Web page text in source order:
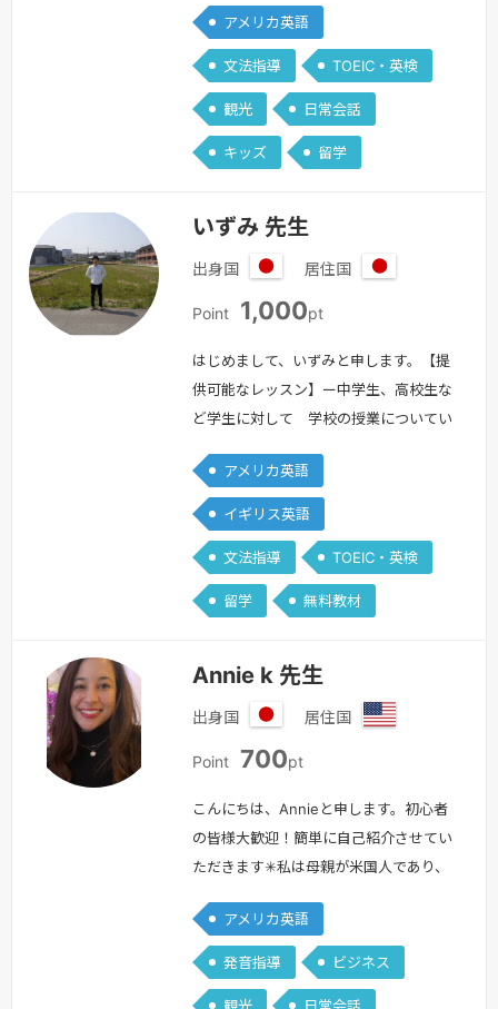
を習って以来、英語の勉強はしていな
い・なんとなく文法はわかるけど、会話
となると何も出てこない・・・・英語を
覚えたいけど、勉強の仕方がわからな
い・海外旅行で困らないように、ある程
度話せる力が欲しい・仕事で英語が必要
みを持…続きを見る »
アメリカ英語
文法指導 TOEIC・英検
観光 日常会話
キッズ 留学
いずみ 先生
出身国
本
居住国
Point 1,000pt
はじめまして、いずみと申します。【提
供可能なレッスン】ー中学生、高校生な
ど学生に対して 学校の授業についてい
方、受験対策を希望される方に対応でき
ます。ー社会人に対して 大人になって
から英語を学び直したい方に、単語の覚
え方や文法など初歩から指導できます。
また、英検やTOEIC、IELTS、TOEFLな
どの資格試験を受験予定の方にリスニン
見る »
アメリカ英語
イギリス英語
文法指導 TOEIC・英検
留学 無料教材
Annie k 先生
出身国
本
居住国
カ
合
衆
Point 700pt
こんにちは、Annieと申します。初心者
の皆様大歓迎！簡単に自己紹介させてい
ただきます✳︎私は母親が米国人であり、
本の教育課程を受けてきました。日本語
も英語もネイティブなのでご安心くださ
い！大学は国際関係学を専攻とし、一年
アメリカ英語
発音指導 ビジネス